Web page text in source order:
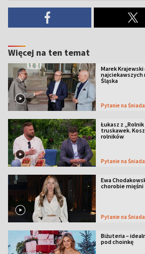
Więcej na ten temat
Marek
najciekawszych
Śląska
Pytanie na
Łukasz z
truskawek.
rolników
Pytanie na
Ewa
chorobie mięśni
Pytanie na
Biżuteria –
pod choinkę